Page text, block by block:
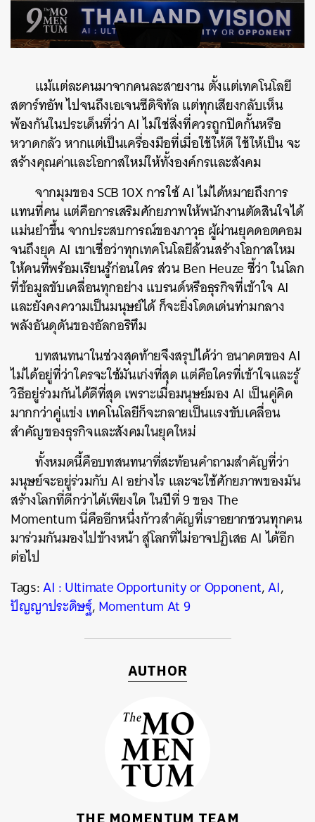
แม้แต่ละคนมาจากคนละสายงาน ตั้งแต่เทคโนโลยี
สตาร์ทอัพ ไปจนถึงเอเจนซีดิจิทัล แต่ทุกเสียงกลับเห็น
พ้องกันในประเด็นที่ว่า AI ไม่ใช่สิ่งที่ควรถูกปิดกั้นหรือ
หวาดกลัว หากแต่เป็นเครื่องมือที่เมื่อใช้ให้ดี ใช้ให้เป็น จะ
สร้างคุณค่าและโอกาสใหม่ให้ทั้งองค์กรและสังคม
จากมุมของ SCB 10X การใช้ AI ไม่ได้หมายถึงการ
แทนที่คน แต่คือการเสริมศักยภาพให้พนักงานตัดสินใจได้
แม่นยำขึ้น จากประสบการณ์ของภาวุธ ผู้ผ่านยุคดอตคอม
จนถึงยุค AI เขาเชื่อว่าทุกเทคโนโลยีล้วนสร้างโอกาสใหม
ให้คนที่พร้อมเรียนรู้ก่อนใคร ส่วน Ben Heuze ชี้ว่า ในโลก
ที่ข้อมูลขับเคลื่อนทุกอย่าง แบรนด์หรือธุรกิจที่เข้าใจ AI
และยังคงความเป็นมนุษย์ได้ ก็จะยิ่งโดดเด่นท่ามกลาง
พลังอันดุดันของอัลกอริทึม
บทสนทนาในช่วงสุดท้ายจึงสรุปได้ว่า อนาคตของ AI
ไม่ได้อยู่ที่ว่าใครจะใช้มันเก่งที่สุด แต่คือใครที่เข้าใจและรู้
วิธีอยู่ร่วมกันได้ดีที่สุด เพราะเมื่อมนุษย์มอง AI เป็นคู่คิด
มากกว่าคู่แข่ง เทคโนโลยีก็จะกลายเป็นแรงขับเคลื่อน
สำคัญของธุรกิจและสังคมในยุคใหม่
ทั้งหมดนี้คือบทสนทนาที่สะท้อนคำถามสำคัญที่ว่า
มนุษย์จะอยู่ร่วมกับ AI อย่างไร และจะใช้ศักยภาพของมัน
สร้างโลกที่ดีกว่าได้เพียงใด ในปีที่ 9 ของ The
Momentum นี่คืออีกหนึ่งก้าวสำคัญที่เราอยากชวนทุกคน
มาร่วมกันมองไปข้างหน้า สู่โลกที่ไม่อาจปฏิเสธ AI ได้อีก
ต่อไป
Tags:AI : Ultimate Opportunity or Opponent,AI,
ปัญญาประดิษฐ์,Momentum At 9
AUTHOR